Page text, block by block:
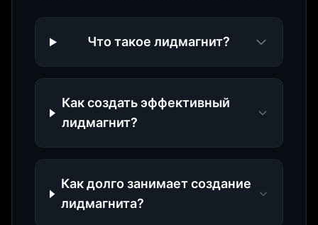
Что такое лидмагнит?
Как создать эффективный
лидмагнит?
Как долго занимает создание
лидмагнита?